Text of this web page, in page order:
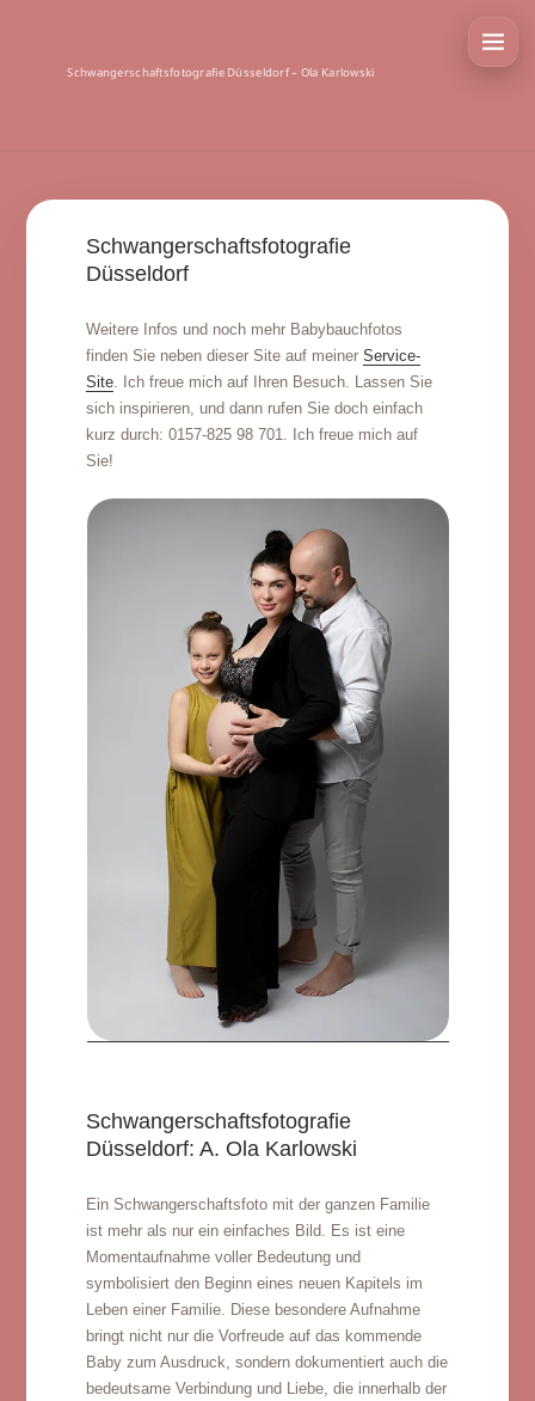
Schwangerschaftsfotografie Düsseldorf – Ola Karlowski
Schwangerschaftsfotografie
Düsseldorf
Weitere Infos und noch mehr Babybauchfotos
finden Sie neben dieser Site auf meinerService-
Site . Ich freue mich auf Ihren Besuch. Lassen Sie
sich inspirieren, und dann rufen Sie doch einfach
kurz durch: 0157-825 98 701. Ich freue mich auf
Sie!
Schwangerschaftsfotografie
Düsseldorf: A. Ola Karlowski
Ein Schwangerschaftsfoto mit der ganzen Familie
ist mehr als nur ein einfaches Bild. Es ist eine
Momentaufnahme voller Bedeutung und
symbolisiert den Beginn eines neuen Kapitels im
Leben einer Familie. Diese besondere Aufnahme
bringt nicht nur die Vorfreude auf das kommende
Baby zum Ausdruck, sondern dokumentiert auch die
bedeutsame Verbindung und Liebe, die innerhalb der